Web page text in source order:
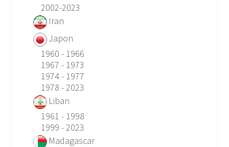
2002-2023
Iran
Japon
1960 - 1966
1967 - 1973
1974 - 1977
1978 - 2023
Liban
1961 - 1998
1999 - 2023
Madagascar